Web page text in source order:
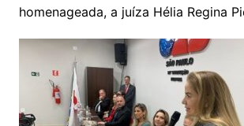
homenageada, a juíza Hélia Regina